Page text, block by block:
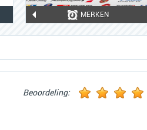
MERKEN
Beoordeling: